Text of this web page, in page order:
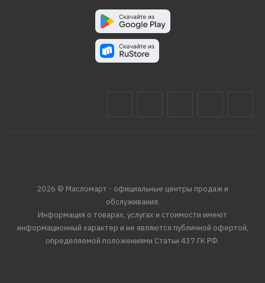
2026 © Масломарт - официальные центры продаж и
обслуживания.
Информация о товарах, услугах и стоимости имеют
информационный характер и не являются публичной офертой,
определяемой положениями Статьи 437 ГК РФ.